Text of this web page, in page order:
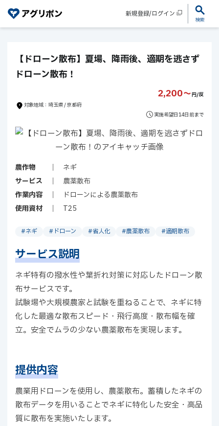
新規登録/ログイン
検索
【ドローン散布】夏場、降雨後、適期を逃さず
ドローン散布！
2,200〜円/反
対象地域：埼玉県 / 京都府
実施希望日14日前まで
農作物
ネギ
サービス
農薬散布
作業内容
ドローンによる農薬散布
使用資材
T25
#ネギ #ドローン #省人化 #農薬散布 #適期散布
サービス説明
ネギ特有の撥水性や葉折れ対策に対応したドローン散
布サービスです。
試験場や大規模農家と試験を重ねることで、ネギに特
化した最適な散布スピード・飛行高度・散布幅を確
立。安全でムラの少ない農薬散布を実現します。
提供内容
農業用ドローンを使用し、農薬散布。蓄積したネギの
散布データを用いることでネギに特化した安全・高品
質に散布を実施いたします。